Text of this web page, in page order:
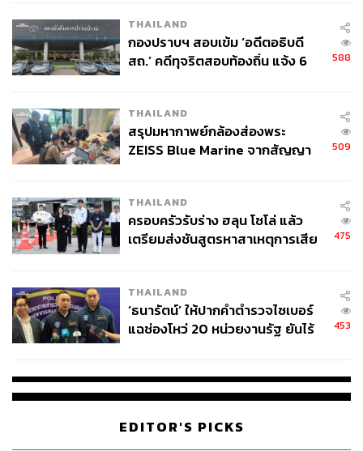
สายการบินซีรีส์วาย พร้อมจัดทัวร์ทั่วโลกตลอดปี
นี้มีกระแสในต่างประเทศอยู่พอตัว บวกกับสถานการณ์โควิด
ที่แทบจะกลับมาเป็นปกติเกือบทุกประเทศ ทำให้เราได้เห็นนัก
แสดงซีรีส์วายบินไปจัดแฟนมีตติ้งในหลายเมืองรอบโลก
ครอบคลุมทั้งทวีปเอเชีย ยุโรป และอเมริกาใต้
ในงานแถลงข่าว GMMTV2024 UP&ABOVE PART1 เมื่อวัน
ที่ 17 ตุลาคมที่ผ่านมา ถา-สถาพร พานิชรักษาพงศ์ ได้พูดถึง
ความสำเร็จของ GMMTV ในปี 2566 ไว้ส่วนหนึ่งว่า “โชว์ที่
เมืองใหญ่ นอกจากในเอเชียแล้ว เรากำลังจะไปที่โรม อิตาลี
และเซาเปาโลที่บราซิลด้วย” ซึ่งโชว์ทั้งหมดนี้หมายรวมถึง
คอนเสิร์ต แฟนมีตติ้ง และมิวสิกเฟสติวัลจาก GMMTV
ทั้งหมด
อย่างงาน My School President Fan Meeting จากซีรีส์แฟน
ผมเป็นประธานนักเรียน My School Presidentก็เดินทางไป
แสดงในต่างประเทศได้ถึง 9 เมือง รวมทั้งหมด 10 รอบการ
THAILAND
กองปราบฯ สอบเข้ม ‘อดีตอธิบดี
สถ.’ คดีทุจริตสอบท้องถิ่น แจ้ง 6
588
THAILAND
สรุปมหากาพย์กล้องส่องพระ
ZEISS Blue Marine จากสัญญา
จ่ายหนี้-แอบระบุแบรนด์
509
THAILAND
ครอบครัวรับร่าง ฮลุน โซโล่ แล้ว
เตรียมส่งชันสูตรหาสาเหตุการเสีย
475
THAILAND
‘ธนารัตน์’ ให้ปากคำตำรวจไซเบอร์
แฉช่องโหว่ 20 หน่วยงานรัฐ ยันไร้
453
EDITOR'S PICKS